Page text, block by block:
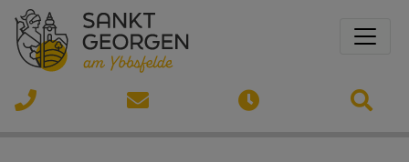
Sprungmarken
Springe direkt zu:
VOLKSSCHULE